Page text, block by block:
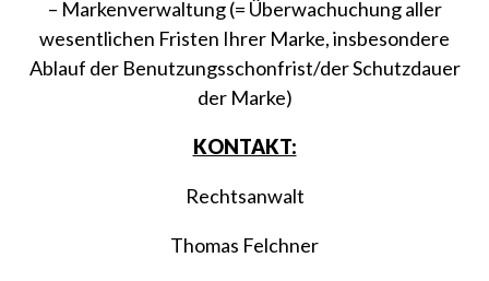
– Markenverwaltung (= Überwachuchung aller
wesentlichen Fristen Ihrer Marke, insbesondere
Ablauf der Benutzungsschonfrist/der Schutzdauer
der Marke)
KONTAKT:
Rechtsanwalt
Thomas Felchner